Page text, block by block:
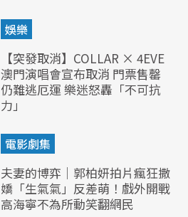
娛樂
【突發取消】COLLAR × 4EVE
澳門演唱會宣布取消 門票售罄
仍難逃厄運 樂迷怒轟「不可抗
力」
電影劇集
夫妻的博弈｜郭柏妍拍片瘋狂撒
嬌「生氣氣」反差萌！戲外開戰
高海寧不為所動笑翻網民